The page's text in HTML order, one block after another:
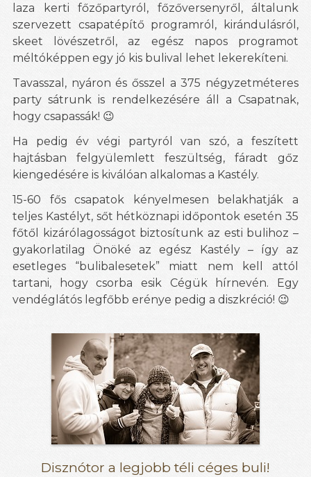
laza kerti főzőpartyról, főzőversenyről, általunk
szervezett csapatépítő programról, kirándulásról,
skeet lövészetről, az egész napos programot
méltóképpen egy jó kis bulival lehet lekerekíteni.
Tavasszal, nyáron és ősszel a 375 négyzetméteres
party sátrunk is rendelkezésére áll a Csapatnak,
hogy csapassák! 😉
Ha pedig év végi partyról van szó, a feszített
hajtásban felgyülemlett feszültség, fáradt gőz
kiengedésére is kiválóan alkalomas a Kastély.
15-60 fős csapatok kényelmesen belakhatják a
teljes Kastélyt, sőt hétköznapi időpontok esetén 35
főtől kizárólagosságot biztosítunk az esti bulihoz –
gyakorlatilag Önöké az egész Kastély – így az
esetleges “bulibalesetek” miatt nem kell attól
tartani, hogy csorba esik Cégük hírnevén. Egy
vendéglátós legfőbb erénye pedig a diszkréció! 😉
Disznótor a legjobb téli céges buli!